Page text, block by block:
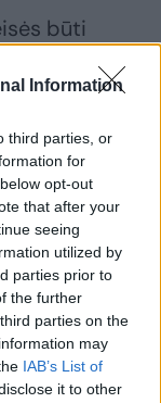
Information
third parties, or
for
opt-out
that after your
seeing
utilized by
parties prior to
the further
parties on the
may
IAB’s List of
it to other
būti
atlikėjui,
kaltinimų
su
kultui ir
apie 20 val.
min.